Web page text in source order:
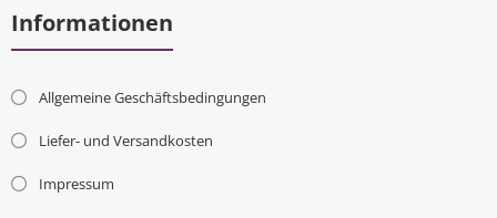
Informationen
Allgemeine Geschäftsbedingungen
Liefer- und Versandkosten
Impressum